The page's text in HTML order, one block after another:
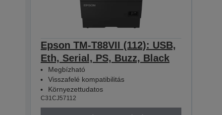
Epson TM-T88VII (112): USB,
Eth, Serial, PS, Buzz, Black
Megbízható
Visszafelé kompatibilitás
Környezettudatos
C31CJ57112